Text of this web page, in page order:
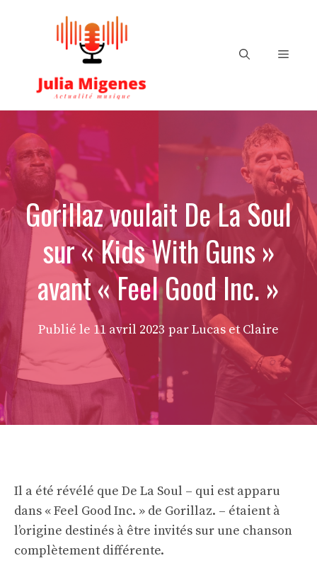
Menu
Gorillaz voulait De La Soul
sur « Kids With Guns »
avant « Feel Good Inc. »
Publié le 11 avril 2023 par Lucas et Claire
Il a été révélé que De La Soul – qui est apparu
dans « Feel Good Inc. » de Gorillaz. – étaient à
l’origine destinés à être invités sur une chanson
complètement différente.